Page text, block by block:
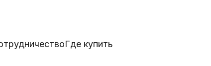
Где купить